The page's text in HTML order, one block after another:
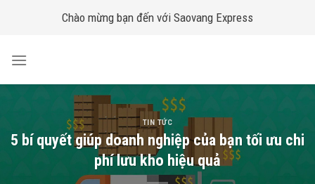
Chào mừng bạn đến với Saovang Express
TIN TỨC
5 bí quyết giúp doanh nghiệp của bạn tối ưu chi
phí lưu kho hiệu quả